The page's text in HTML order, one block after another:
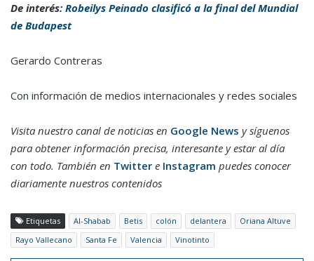
De interés: Robeilys Peinado clasificó a la final del Mundial
de Budapest
Gerardo Contreras
Con información de medios internacionales y redes sociales
Visita nuestro canal de noticias en Google News y síguenos
para obtener información precisa, interesante y estar al día
con todo. También en Twitter e Instagram puedes conocer
diariamente nuestros contenidos
Etiquetas Al-Shabab Betis colón delantera
Oriana Altuve
Rayo Vallecano
Santa Fe Valencia Vinotinto